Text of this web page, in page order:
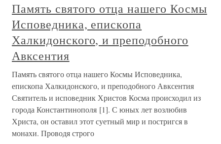
Память святого отца нашего Космы
Исповедника, епископа
Халкидонского, и преподобного
Авксентия
Память святого отца нашего Космы Исповедника,
епископа Халкидонского, и преподобного Авксентия
Святитель и исповедник Христов Косма происходил из
города Константинополя [1]. С юных лет возлюбив
Христа, он оставил этот суетный мир и постригся в
монахи. Проводя строго